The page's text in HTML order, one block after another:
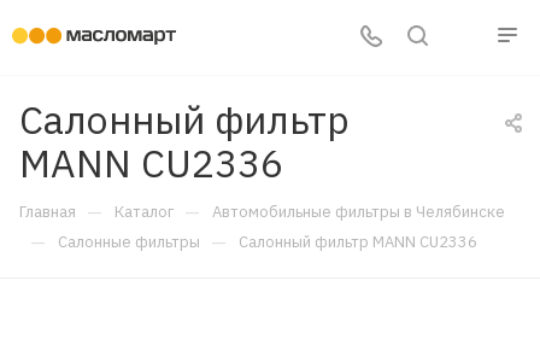
Салонный фильтр
MANN CU2336
Главная — Каталог — Автомобильные фильтры в Челябинске
— Салонные фильтры — Салонный фильтр MANN CU2336